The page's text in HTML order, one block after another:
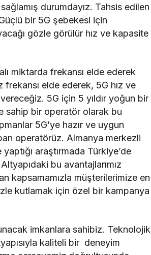
durumdayız. Tahsis edilen
bir 5G şebekesi için
gözle görülür hız ve kapasite
miktarda frekansı elde ederek
elde ederek, 5G hız ve
5G için 5 yıldır yoğun bir
sahip bir operatör olarak bu
5G’ye hazır ve uygun
operatörüz. Almanya merkezli
araştırmada Türkiye’de
bu avantajlarımız
kapsamamızla müşterilerimize en
kutlamak için özel bir kampanya
imkanlara sahibiz. Teknolojik
kaliteli bir deneyim